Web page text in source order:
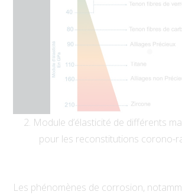
2. Module d’élasticité de différents
pour les reconstitutions corono-
Les phénomènes de corrosion,